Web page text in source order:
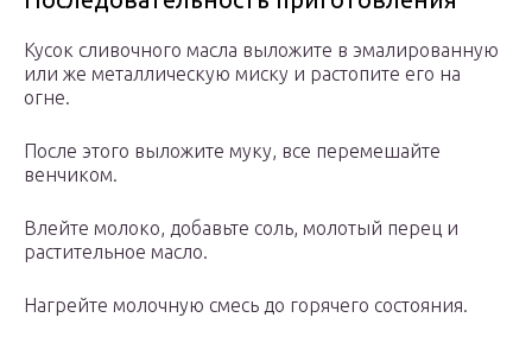
Кусок сливочного масла выложите в эмалированную
или же металлическую миску и растопите его на
огне.
После этого выложите муку, все перемешайте
венчиком.
Влейте молоко, добавьте соль, молотый перец и
растительное масло.
Нагрейте молочную смесь до горячего состояния.